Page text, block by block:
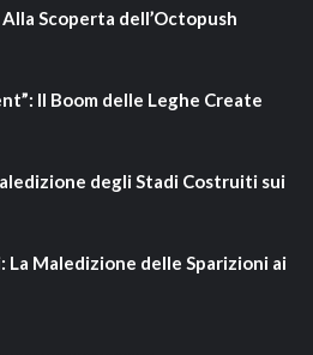
Scoperta dell’Octopush
Il Boom delle Leghe Create
degli Stadi Costruiti sui
La Maledizione delle Sparizioni ai